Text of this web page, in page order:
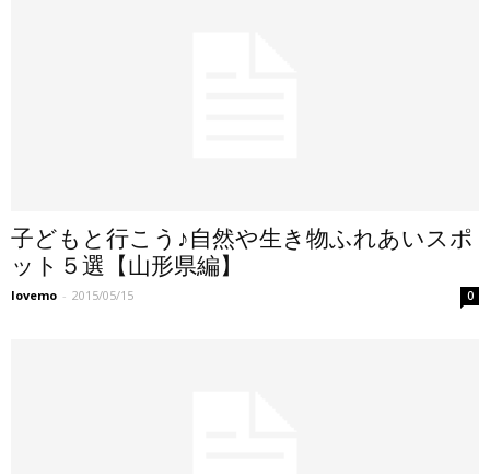
子どもと行こう♪自然や生き物ふれあいスポ
ット５選【山形県編】
lovemo - 2015/05/15 0